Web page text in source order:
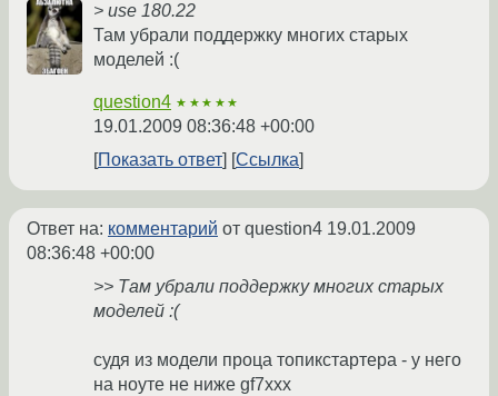
> use 180.22
Там убрали поддержку многих старых
моделей :(
question4 ★★★★★
19.01.2009 08:36:48 +00:00
Показать ответ
Ссылка
Ответ на: комментарий от question4 19.01.2009
08:36:48 +00:00
>> Там убрали поддержку многих старых
моделей :(
судя из модели проца топикстартера - у него
на ноуте не ниже gf7xxx